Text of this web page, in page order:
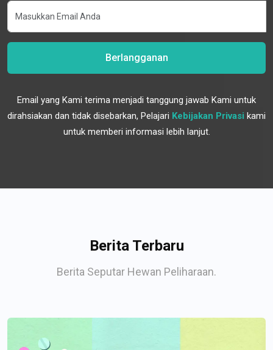
Berlangganan
Email yang Kami terima menjadi tanggung jawab Kami untuk
dirahsiakan dan tidak disebarkan, Pelajari Kebijakan Privasi kami
untuk memberi informasi lebih lanjut.
Berita Terbaru
Berita Seputar Hewan Peliharaan.